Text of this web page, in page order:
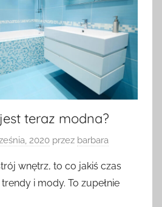
teraz modna?
2020 przez barbara
wnętrz, to co jakiś czas
i mody. To zupełnie